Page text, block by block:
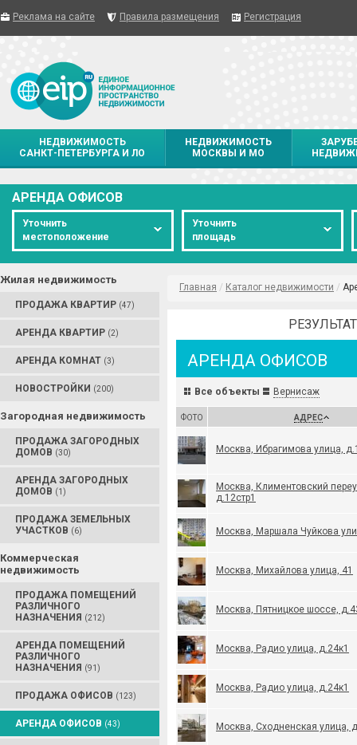
Реклама на сайте Правила размещения Регистрация
НЕДВИЖИМОСТЬ
САНКТ-ПЕТЕРБУРГА И ЛО
НЕДВИЖИМОСТЬ
МОСКВЫ И МО
АРЕНДА ОФИСОВ
Уточнить
местоположение
Уточнить
площадь
Жилая недвижимость
ПРОДАЖА КВАРТИР (47)
АРЕНДА КВАРТИР (2)
АРЕНДА КОМНАТ (3)
НОВОСТРОЙКИ (200)
Загородная недвижимость
ПРОДАЖА ЗАГОРОДНЫХ
ДОМОВ (30)
АРЕНДА ЗАГОРОДНЫХ
ДОМОВ (1)
ПРОДАЖА ЗЕМЕЛЬНЫХ
УЧАСТКОВ (6)
Коммерческая
недвижимость
ПРОДАЖА ПОМЕЩЕНИЙ
РАЗЛИЧНОГО
НАЗНАЧЕНИЯ (212)
АРЕНДА ПОМЕЩЕНИЙ
РАЗЛИЧНОГО
НАЗНАЧЕНИЯ (91)
ПРОДАЖА ОФИСОВ (123)
АРЕНДА ОФИСОВ (43)
Главная / Каталог недвижимости /
АРЕНДА ОФИСОВ
Все объекты Вернисаж
ФОТО АДРЕС
Москва, Ибрагимова улица,
Москва, Климентовский
д.12стр1
Москва, Маршала Чуйкова
Москва, Михайлова улица, 41
Москва, Пятницкое шоссе,
Москва, Радио улица, д.24к1
Москва, Радио улица, д.24к1
Москва, Сходненская улица,